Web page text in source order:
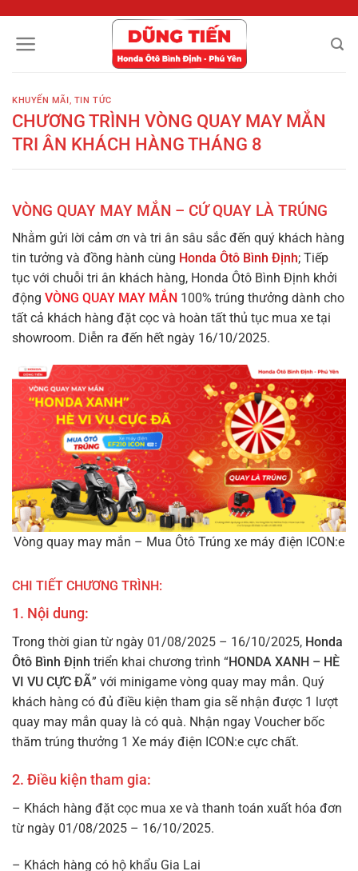
nội
KHUYẾN MÃI, TIN TỨC
CHƯƠNG TRÌNH VÒNG QUAY MAY MẮN
TRI ÂN KHÁCH HÀNG THÁNG 8
VÒNG QUAY MAY MẮN – CỨ QUAY LÀ TRÚNG
Nhằm gửi lời cảm ơn và tri ân sâu sắc đến quý khách hàng
tin tưởng và đồng hành cùng Honda Ôtô Bình Định; Tiếp
tục với chuỗi tri ân khách hàng, Honda Ôtô Bình Định khởi
động VÒNG QUAY MAY MẮN 100% trúng thưởng dành cho
tất cả khách hàng đặt cọc và hoàn tất thủ tục mua xe tại
showroom. Diễn ra đến hết ngày 16/10/2025.
Vòng quay may mắn – Mua Ôtô Trúng xe máy điện ICON:e
CHI TIẾT CHƯƠNG TRÌNH:
1. Nội dung:
Trong thời gian từ ngày 01/08/2025 – 16/10/2025, Honda
Ôtô Bình Định triển khai chương trình “HONDA XANH – HÈ
VI VU CỰC ĐÃ” với minigame vòng quay may mắn. Quý
khách hàng có đủ điều kiện tham gia sẽ nhận được 1 lượt
quay may mắn quay là có quà. Nhận ngay Voucher bốc
thăm trúng thưởng 1 Xe máy điện ICON:e cực chất.
2. Điều kiện tham gia:
– Khách hàng đặt cọc mua xe và thanh toán xuất hóa đơn
từ ngày 01/08/2025 – 16/10/2025.
– Khách hàng có hộ khẩu Gia Lai